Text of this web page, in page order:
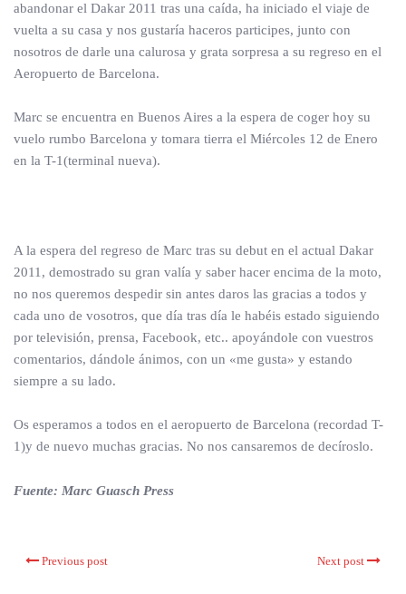
abandonar el Dakar 2011 tras una caída, ha iniciado el viaje de
vuelta a su casa y nos gustaría haceros participes, junto con
nosotros de darle una calurosa y grata sorpresa a su regreso en el
Aeropuerto de Barcelona.
Marc se encuentra en Buenos Aires a la espera de coger hoy su
vuelo rumbo Barcelona y tomara tierra el Miércoles 12 de Enero
en la T-1(terminal nueva).
A la espera del regreso de Marc tras su debut en el actual Dakar
2011, demostrado su gran valía y saber hacer encima de la moto,
no nos queremos despedir sin antes daros las gracias a todos y
cada uno de vosotros, que día tras día le habéis estado siguiendo
por televisión, prensa, Facebook, etc.. apoyándole con vuestros
comentarios, dándole ánimos, con un «me gusta» y estando
siempre a su lado.
Os esperamos a todos en el aeropuerto de Barcelona (recordad T-
1)y de nuevo muchas gracias. No nos cansaremos de decíroslo.
Fuente: Marc Guasch Press
Previous post Next post